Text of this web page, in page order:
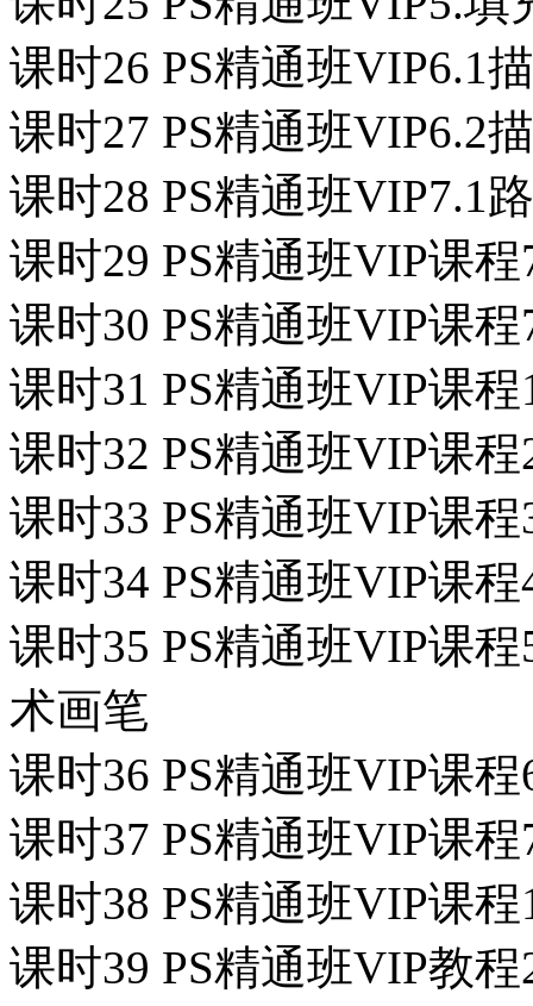
课时26 PS精通班VIP6.1
课时27 PS精通班VIP6.2
课时28 PS精通班VIP7.1
课时29 PS精通班VIP课
课时30 PS精通班VIP课
课时31 PS精通班VIP课
课时32 PS精通班VIP课
课时33 PS精通班VIP课
课时34 PS精通班VIP课
课时35 PS精通班VIP课
术画笔
课时36 PS精通班VIP课
课时37 PS精通班VIP课
课时38 PS精通班VIP课
课时39 PS精通班VIP教